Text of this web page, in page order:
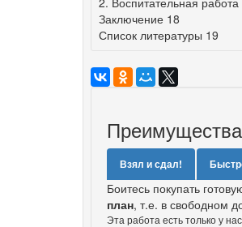
Заключение 18
Список литературы 19
Взял и сдал!
Боитесь покупать
план, т.е. в свободном
Эта работа есть только у